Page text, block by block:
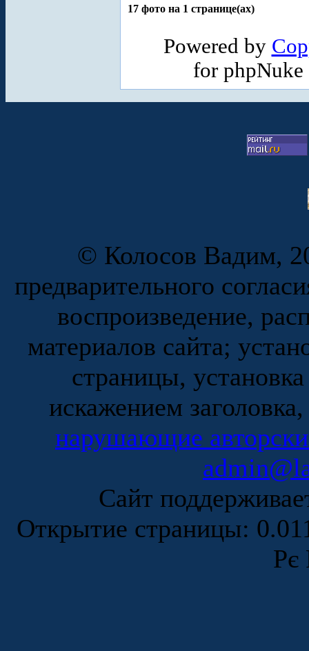
17 фото на 1 странице(ах)
Powered by
for
© Колосов Вадим,
предварительного
воспроизведение,
материалов сайта;
страницы,
искажением
нарушающие
Сайт
Открытие страницы:
Рє